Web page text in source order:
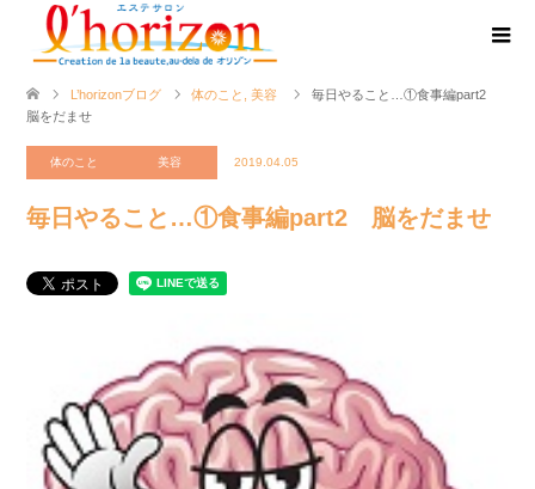
L’horizonブログ 体のこと 美容
毎日やること…①食事編part2
脳をだませ
体のこと 美容 2019.04.05
毎日やること…①食事編part2 脳をだませ